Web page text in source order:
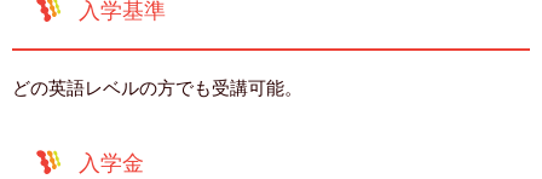
入学基準
どの英語レベルの方でも受講可能。
入学金